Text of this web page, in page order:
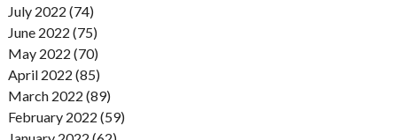
July 2022 (74)
June 2022 (75)
May 2022 (70)
April 2022 (85)
March 2022 (89)
February 2022 (59)